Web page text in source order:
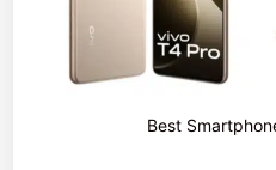
Best